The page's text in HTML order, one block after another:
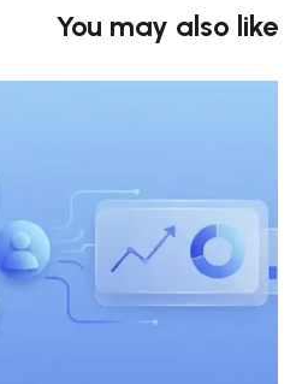
You may also like